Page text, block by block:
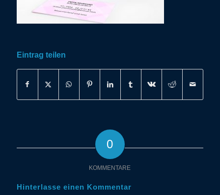
Eintrag teilen
0
KOMMENTARE
Hinterlasse einen Kommentar